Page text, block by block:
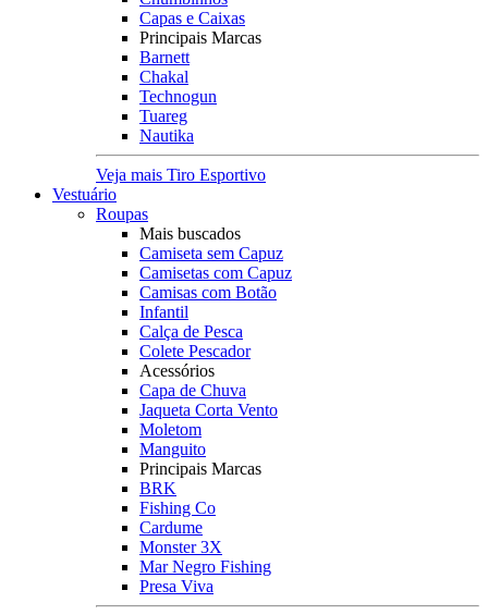
Capas e Caixas
Principais Marcas
Barnett
Chakal
Technogun
Tuareg
Nautika
Veja mais Tiro Esportivo
Vestuário
Roupas
Mais buscados
Camiseta sem Capuz
Camisetas com Capuz
Camisas com Botão
Infantil
Calça de Pesca
Colete Pescador
Acessórios
Capa de Chuva
Jaqueta Corta Vento
Moletom
Manguito
Principais Marcas
BRK
Fishing Co
Cardume
Monster 3X
Mar Negro Fishing
Presa Viva